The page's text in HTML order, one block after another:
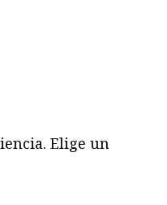
Elige un